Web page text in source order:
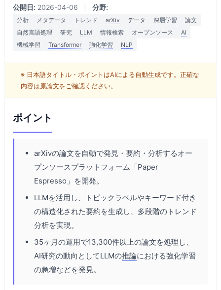
公開日: 2026-04-06 分野:
分析 メタデータ トレンド arXiv データ 深層学習
論文
自然言語処理
研究 LLM 情報検索 オープンソース
AI
機械学習
Transformer 強化学習 NLP
※ 日本語タイトル・ポイントはAIによる自動生成です。正確な
内容は原論文をご確認ください。
ポイント
arXivの論文を自動で発見・要約・分析するオー
プンソースプラットフォーム「Paper
Espresso」を開発。
LLMを活用し、トピックラベルやキーワード付き
の構造化された要約を生成し、多段階のトレンド
分析を実現。
35ヶ月の運用で13,300件以上の論文を処理し、
AI研究の動向としてLLMの推論における強化学習
の急増などを発見。